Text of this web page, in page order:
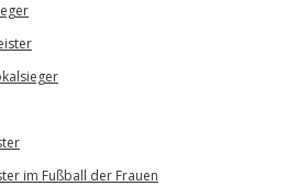
im Fußball der Frauen